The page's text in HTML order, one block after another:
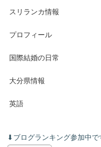
スリランカ情報
プロフィール
国際結婚の日常
大分県情報
英語
⬇︎ブログランキング参加中で